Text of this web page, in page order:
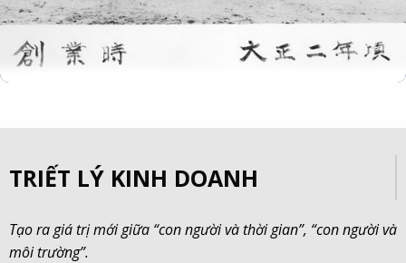
TRIẾT LÝ KINH DOANH
Tạo ra giá trị mới giữa “con người và thời gian”, “con người và
môi trường”.